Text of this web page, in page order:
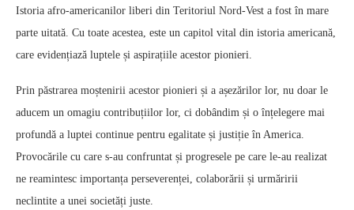
Istoria afro-americanilor liberi din Teritoriul Nord-Vest a fost în mare
parte uitată. Cu toate acestea, este un capitol vital din istoria americană,
care evidențiază luptele și aspirațiile acestor pionieri.
Prin păstrarea moștenirii acestor pionieri și a așezărilor lor, nu doar le
aducem un omagiu contribuțiilor lor, ci dobândim și o înțelegere mai
profundă a luptei continue pentru egalitate și justiție în America.
Provocările cu care s-au confruntat și progresele pe care le-au realizat
ne reamintesc importanța perseverenței, colaborării și urmăririi
neclintite a unei societăți juste.